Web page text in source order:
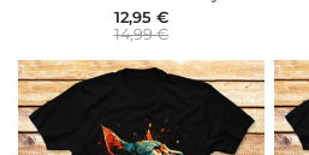
12,95 €
14,99 €